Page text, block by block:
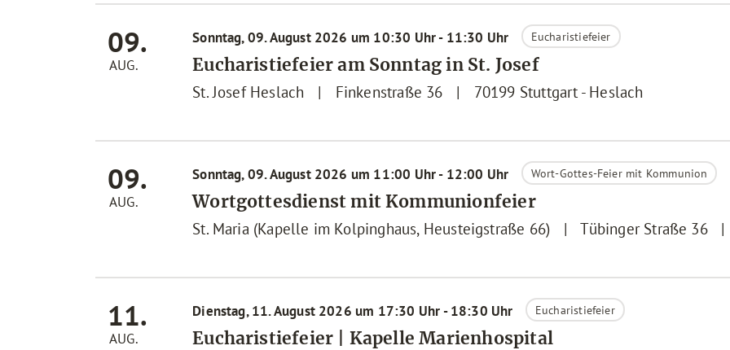
09.
AUG.
Sonntag, 09. August 2026 um 10:30 Uhr - 11:30 Uhr Eucharistiefeier
Eucharistiefeier am Sonntag in St. Josef
St. Josef Heslach | Finkenstraße 36 | 70199 Stuttgart - Heslach
09.
AUG.
Sonntag, 09. August 2026 um 11:00 Uhr - 12:00 Uhr Wort-Gottes-Feier mit Kommunion
Wortgottesdienst mit Kommunionfeier
St. Maria (Kapelle im Kolpinghaus, Heusteigstraße 66) | Tübinger Straße 36 |
11.
AUG.
Dienstag, 11. August 2026 um 17:30 Uhr - 18:30 Uhr Eucharistiefeier
Eucharistiefeier | Kapelle Marienhospital